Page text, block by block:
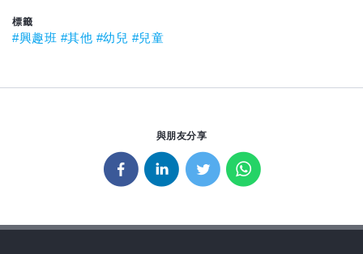
標籤
#興趣班 #其他 #幼兒 #兒童
與朋友分享